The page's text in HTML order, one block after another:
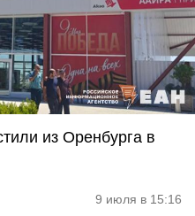
из Оренбурга в
9 июля в 15:16